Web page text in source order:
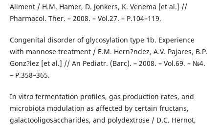
Aliment / H.M. Hamer, D. Jonkers, K. Venema [et al.] //
Pharmacol. Ther. – 2008. – Vol.27. – Р.104–119.
Congenital disorder of glycosylation type 1b. Experience
with mannose treatment / E.M. Hern?ndez, A.V. Pajares, B.P.
Gonz?lez [et al.] // An Pediatr. (Barc). – 2008. – Vol.69. – №4.
– P.358–365.
In vitro fermentation profiles, gas production rates, and
microbiota modulation as affected by certain fructans,
galactooligosaccharides, and polydextrose / D.C. Hernot,